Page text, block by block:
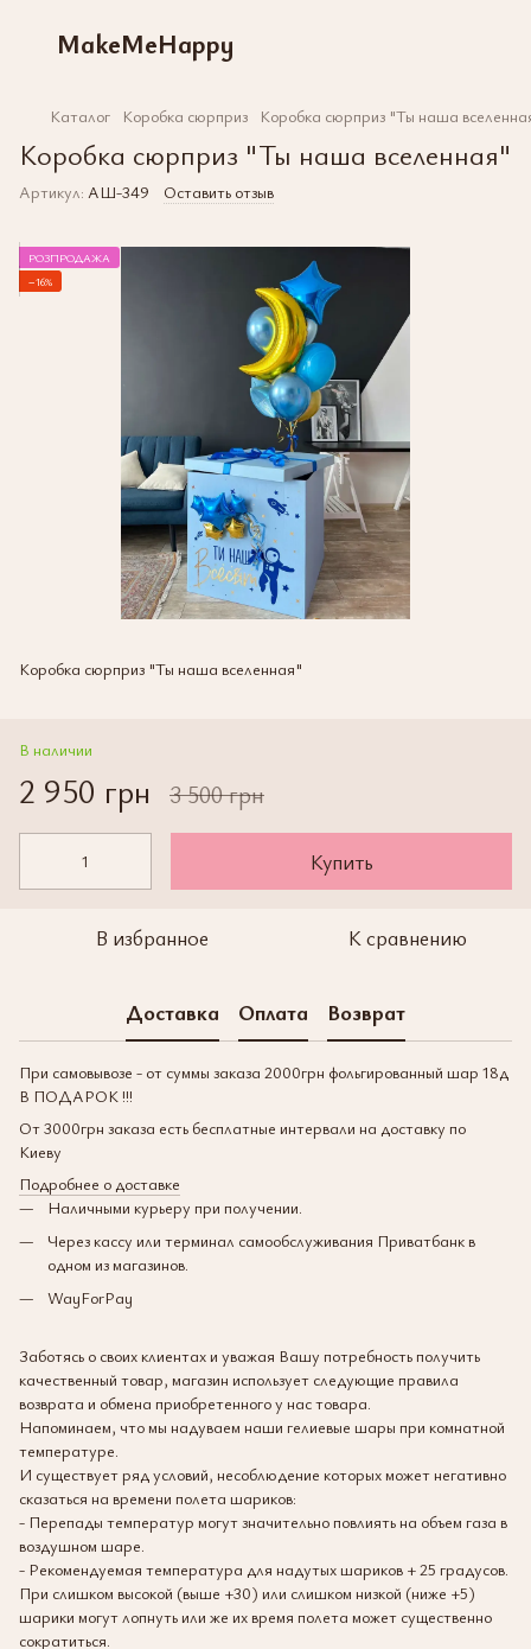
MakeMeHappy
Каталог Коробка сюрприз Коробка сюрприз "Ты наша
Коробка сюрприз "Ты наша вселенная"
Артикул: АШ-349 Оставить отзыв
РОЗПРОДАЖА
−16%
Коробка сюрприз "Ты наша вселенная"
В наличии
2 950 грн 3 500 грн
Купить
В избранное К сравнению
Доставка Оплата Возврат
При самовывозе - от суммы заказа 2000грн фольгированный шар 18д
В ПОДАРОК !!!
От 3000грн заказа есть бесплатные интервали на доставку по
Киеву
Подробнее о доставке
Наличными курьеру при получении.
Через кассу или терминал самообслуживания Приватбанк в
одном из магазинов.
WayForPay
Заботясь о своих клиентах и уважая Вашу потребность получить
качественный товар, магазин использует следующие правила
возврата и обмена приобретенного у нас товара.
Напоминаем, что мы надуваем наши гелиевые шары при комнатной
температуре.
И существует ряд условий, несоблюдение которых может негативно
сказаться на времени полета шариков:
- Перепады температур могут значительно повлиять на объем газа в
воздушном шаре.
- Рекомендуемая температура для надутых шариков + 25 градусов.
При слишком высокой (выше +30) или слишком низкой (ниже +5)
шарики могут лопнуть или же их время полета может существенно
сократиться.